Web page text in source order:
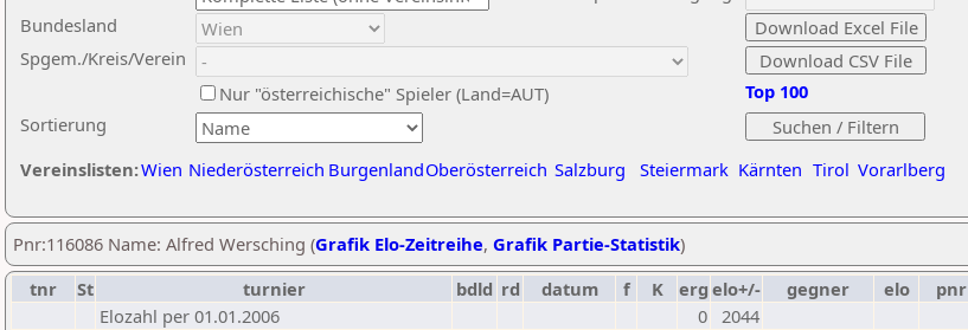
Sortierung
Bundesland
Spgem./Kreis/Verein
Nur "österreichische" Spieler (Land=AUT)
Vereinslisten:Wien Niederösterreich BurgenlandOberösterreich Salzburg Steiermark Kärnten Tirol Vorarlberg
Top 100
Pnr:116086 Name: Alfred Wersching (Grafik Elo-Zeitreihe, Grafik Partie-Statistik)
tnr
St turnier bdld rd datum f K erg elo+/- gegner elo
pnr
Elozahl per 01.01.2006
0 2044